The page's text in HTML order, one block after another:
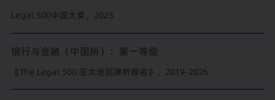
Legal 500中国大奖，2025
银行与金融（中国所）：第一等级
《The Legal 500 亚太地区律所排名》，2019-2026